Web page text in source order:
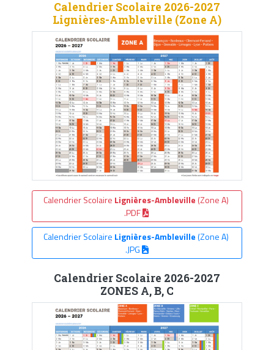
Calendrier Scolaire 2026-2027
Lignières-Ambleville (Zone A)
Calendrier Scolaire Lignières-Ambleville (Zone A)
.PDF
Calendrier Scolaire Lignières-Ambleville(Zone A)
.JPG
Calendrier Scolaire 2026-2027
ZONES A, B, C